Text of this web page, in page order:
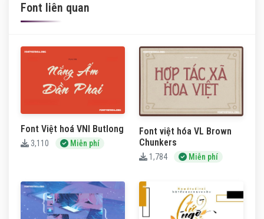
Font liên quan
Font Việt hoá VNI Butlong
3,110 Miễn phí
Font việt hóa VL Brown
Chunkers
1,784 Miễn phí